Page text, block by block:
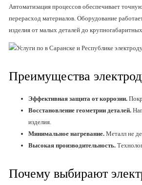
Автоматизация процессов обеспечивает
перерасход материалов. Оборудование
изделия от малых деталей до
Преимущества
Эффективная защита от коррозии.
Восстановление геометрии деталей.
изделия.
Минимальное нагревание. Металл не
Высокая производительность.
Почему выбирают